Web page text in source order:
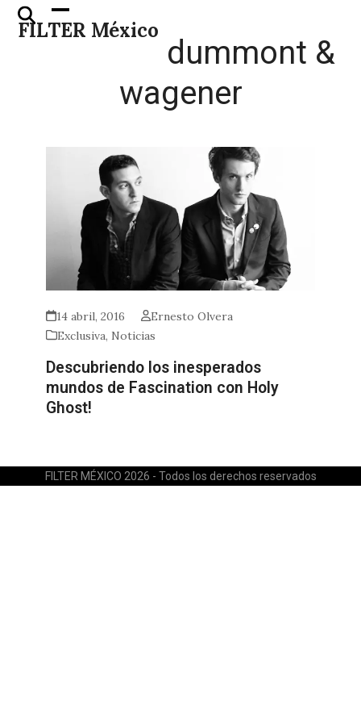
Skip
FILTER México
Open
mobile
Close
mobile
dummont &
wagener
14 abril, 2016
Ernesto Olvera
Exclusiva, Noticias
Descubriendo los inesperados
mundos de Fascination con Holy
Ghost!
FILTER MÉXICO 2026 - Todos los derechos reservados